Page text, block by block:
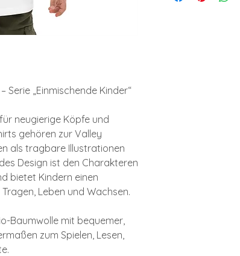
„Einmischende Kinder“
neugierige Köpfe und
gehören zur Valley
als tragbare Illustrationen
Design ist den Charakteren
bietet Kindern einen
Leben und Wachsen.
Baumwolle mit bequemer,
zum Spielen, Lesen,